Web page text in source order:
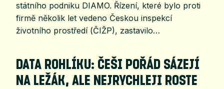
státního podniku DIAMO. Řízení, které bylo proti
firmě několik let vedeno Českou inspekcí
životního prostředí (ČIŽP), zastavilo…
DATA ROHLÍKU: ČEŠI POŘÁD SÁZEJÍ
NA LEŽÁK, ALE NEJRYCHLEJI ROSTE